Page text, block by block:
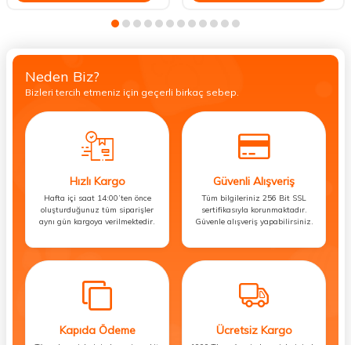
Neden Biz?
Bizleri tercih etmeniz için geçerli birkaç sebep.
Hızlı Kargo
Hafta içi saat 14:00’ten önce
oluşturduğunuz tüm siparişler
aynı gün kargoya verilmektedir.
Güvenli Alışveriş
Tüm bilgileriniz 256 Bit SSL
sertifikasıyla korunmaktadır.
Güvenle alışveriş yapabilirsiniz.
Kapıda Ödeme Ücretsiz Kargo